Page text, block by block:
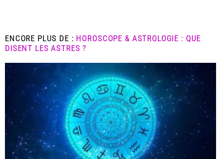
ENCORE PLUS DE : HOROSCOPE & ASTROLOGIE : QUE
DISENT LES ASTRES ?